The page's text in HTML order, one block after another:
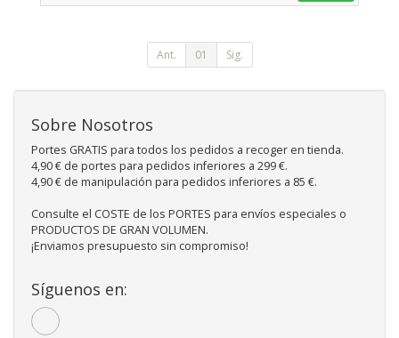
Ant. 01 Sig.
Sobre Nosotros
Portes GRATIS para todos los pedidos a recoger en tienda.
4,90 € de portes para pedidos inferiores a 299 €.
4,90 € de manipulación para pedidos inferiores a 85 €.
Consulte el COSTE de los PORTES para envíos especiales o
PRODUCTOS DE GRAN VOLUMEN.
¡Enviamos presupuesto sin compromiso!
Síguenos en: